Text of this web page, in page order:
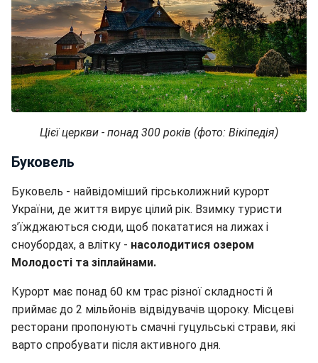
Цієї церкви - понад 300 років (фото: Вікіпедія)
Буковель
Буковель - найвідоміший гірськолижний курорт
України, де життя вирує цілий рік. Взимку туристи
з’їжджаються сюди, щоб покататися на лижах і
сноубордах, а влітку - насолодитися озером
Молодості та зіплайнами.
Курорт має понад 60 км трас різної складності й
приймає до 2 мільйонів відвідувачів щороку. Місцеві
ресторани пропонують смачні гуцульські страви, які
варто спробувати після активного дня.